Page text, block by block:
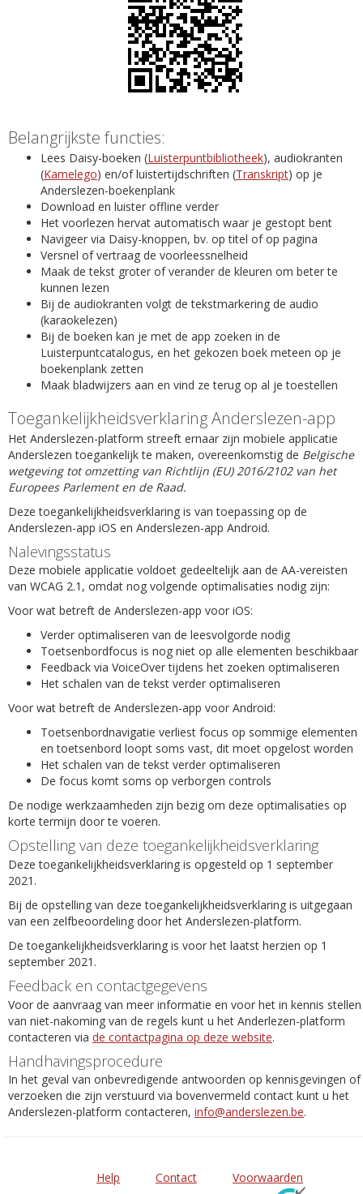
Belangrijkste functies:
Lees Daisy-boeken (Luisterpuntbibliotheek), audiokranten
(Kamelego) en/of luistertijdschriften (Transkript) op je
Anderslezen-boekenplank
Download en luister offline verder
Het voorlezen hervat automatisch waar je gestopt bent
Navigeer via Daisy-knoppen, bv. op titel of op pagina
Versnel of vertraag de voorleessnelheid
Maak de tekst groter of verander de kleuren om beter te
kunnen lezen
Bij de audiokranten volgt de tekstmarkering de audio
(karaokelezen)
Bij de boeken kan je met de app zoeken in de
Luisterpuntcatalogus, en het gekozen boek meteen op je
boekenplank zetten
Maak bladwijzers aan en vind ze terug op al je toestellen
Toegankelijkheidsverklaring Anderslezen-app
Het Anderslezen-platform streeft ernaar zijn mobiele applicatie
Anderslezen toegankelijk te maken, overeenkomstig de Belgische
wetgeving tot omzetting van Richtlijn (EU) 2016/2102 van het
Europees Parlement en de Raad.
Deze toegankelijkheidsverklaring is van toepassing op de
Anderslezen-app iOS en Anderslezen-app Android.
Nalevingsstatus
Deze mobiele applicatie voldoet gedeeltelijk aan de AA-vereisten
van WCAG 2.1, omdat nog volgende optimalisaties nodig zijn:
Voor wat betreft de Anderslezen-app voor iOS:
Verder optimaliseren van de leesvolgorde nodig
Toetsenbordfocus is nog niet op alle elementen beschikbaar
Feedback via VoiceOver tijdens het zoeken optimaliseren
Het schalen van de tekst verder optimaliseren
Voor wat betreft de Anderslezen-app voor Android:
Toetsenbordnavigatie verliest focus op sommige elementen
en toetsenbord loopt soms vast, dit moet opgelost worden
Het schalen van de tekst verder optimaliseren
De focus komt soms op verborgen controls
De nodige werkzaamheden zijn bezig om deze optimalisaties op
korte termijn door te voeren.
Opstelling van deze toegankelijkheidsverklaring
Deze toegankelijkheidsverklaring is opgesteld op 1 september
2021.
Bij de opstelling van deze toegankelijkheidsverklaring is uitgegaan
van een zelfbeoordeling door het Anderslezen-platform.
De toegankelijkheidsverklaring is voor het laatst herzien op 1
september 2021.
Feedback en contactgegevens
Voor de aanvraag van meer informatie en voor het in kennis stellen
van niet-nakoming van de regels kunt u het Anderlezen-platform
contacteren via de contactpagina op deze website.
Handhavingsprocedure
In het geval van onbevredigende antwoorden op kennisgevingen of
verzoeken die zijn verstuurd via bovenvermeld contact kunt u het
Anderslezen-platform contacteren, info@anderslezen.be.
Help Contact
Voorwaarden